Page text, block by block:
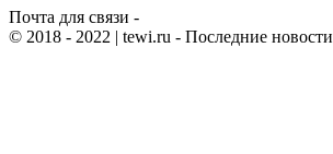
Почта для связи -
© 2018 - 2022 | tewi.ru - Последние новости